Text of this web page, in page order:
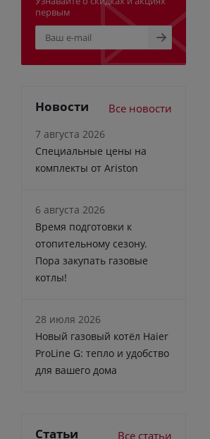
первым
Новости Все новости
7 августа 2026
Специальные цены на
комплекты от Ariston
6 августа 2026
Время подготовки к
отопительному сезону.
Пора закупать газовые
котлы!
28 июля 2026
Новый газовый котёл Haier
ProLine G: тепло и удобство
для вашего дома
Статьи Все статьи